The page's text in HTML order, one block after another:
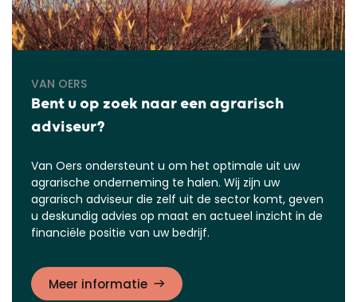
VAN OERS
Bent u op zoek naar een agrarisch
adviseur?
Van Oers ondersteunt u om het optimale uit uw
agrarische onderneming te halen. Wij zijn uw
agrarisch adviseur die zelf uit de sector komt, geven
u deskundig advies op maat en actueel inzicht in de
financiële positie van uw bedrijf.
Meer informatie